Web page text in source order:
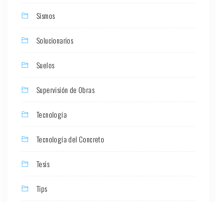
Sismos
Solucionarios
Suelos
Supervisión de Obras
Tecnología
Tecnología del Concreto
Tesis
Tips